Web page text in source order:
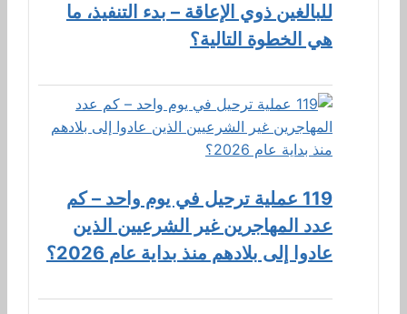
للبالغين ذوي الإعاقة – بدء التنفيذ، ما
هي الخطوة التالية؟
119 عملية ترحيل في يوم واحد – كم
عدد المهاجرين غير الشرعيين الذين
عادوا إلى بلادهم منذ بداية عام 2026؟